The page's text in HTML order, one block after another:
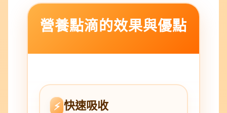
營養點滴的效果與優點
⚡ 快速吸收